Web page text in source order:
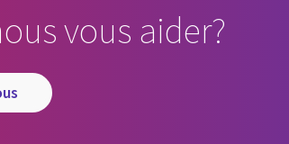
vous aider?